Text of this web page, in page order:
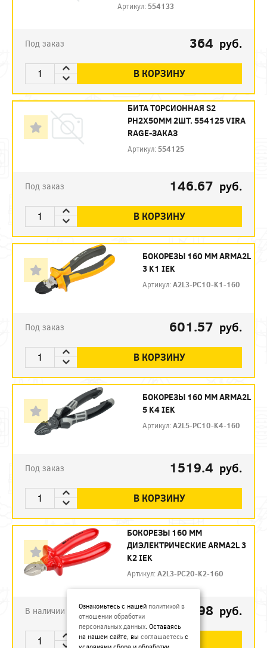
Артикул: 554133
Под заказ 364 руб.
В КОРЗИНУ
БИТА ТОРСИОННАЯ S2
PH2X50ММ 2ШТ. 554125 VIRA
RAGE-ЗАКАЗ
Артикул: 554125
Под заказ 146.67 руб.
В КОРЗИНУ
БОКОРЕЗЫ 160 ММ ARMA2L
3 K1 IEK
Артикул:A2L3-PC10-K1-160
Под заказ 601.57 руб.
В КОРЗИНУ
БОКОРЕЗЫ 160 ММ ARMA2L
5 K4 IEK
Артикул:A2L5-PC10-K4-160
Под заказ 1519.4 руб.
В КОРЗИНУ
БОКОРЕЗЫ 160 ММ
ДИЭЛЕКТРИЧЕСКИЕ ARMA2L 3
K2 IEK
Артикул:A2L3-PC20-K2-160
В наличии 792.98 руб.
В КОРЗИНУ
Ознакомьтесь с нашей политикой в
отношении обработки
персональных данных. Оставаясь
на нашем сайте, вы соглашаетесь с